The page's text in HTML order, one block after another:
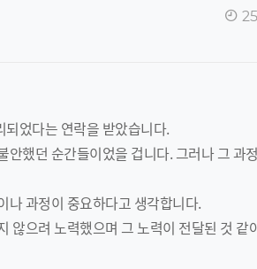
었다는 연락을 받았습니다.
안했던 순간들이었을 겁니다. 그러나 그 과
나 과정이 중요하다고 생각합니다.
않으려 노력했으며 그 노력이 전달된 것 같